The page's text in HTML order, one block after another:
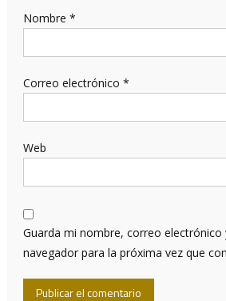
Nombre *
Correo electrónico *
Web
Guarda mi nombre, correo electrónico
navegador para la próxima vez que